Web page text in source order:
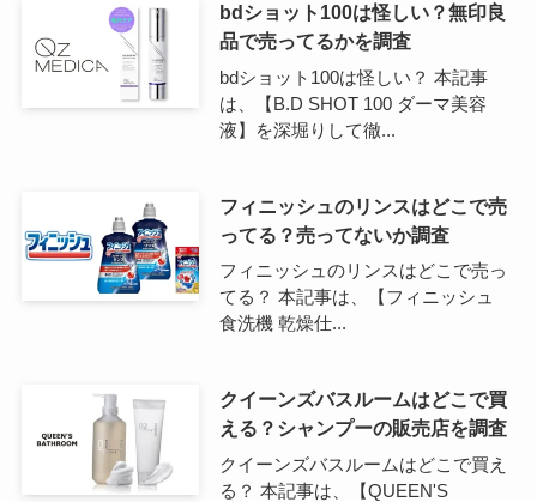
bdショット100は怪しい？無印良
品で売ってるかを調査
bdショット100は怪しい？ 本記事
は、【B.D SHOT 100 ダーマ美容
液】を深堀りして徹...
フィニッシュのリンスはどこで売
ってる？売ってないか調査
フィニッシュのリンスはどこで売っ
てる？ 本記事は、【フィニッシュ
食洗機 乾燥仕...
クイーンズバスルームはどこで買
える？シャンプーの販売店を調査
クイーンズバスルームはどこで買え
る？ 本記事は、【QUEEN'S